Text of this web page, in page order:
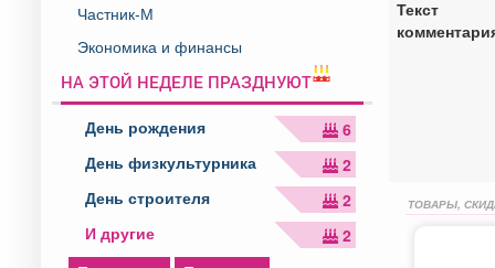
Частник-М
Экономика и финансы
НА ЭТОЙ НЕДЕЛЕ ПРАЗДНУЮТ
День рождения
6
День физкультурника
2
День строителя
2
И другие
2
Текст
ТОВАРЫ,